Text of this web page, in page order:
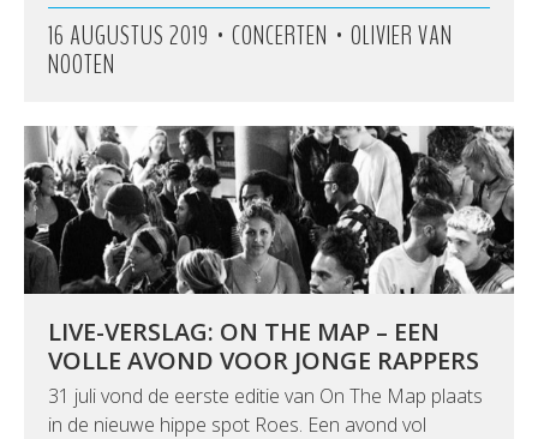
16 AUGUSTUS 2019 • CONCERTEN • OLIVIER VAN
NOOTEN
LIVE-VERSLAG: ON THE MAP – EEN
VOLLE AVOND VOOR JONGE RAPPERS
31 juli vond de eerste editie van On The Map plaats
in de nieuwe hippe spot Roes. Een avond vol